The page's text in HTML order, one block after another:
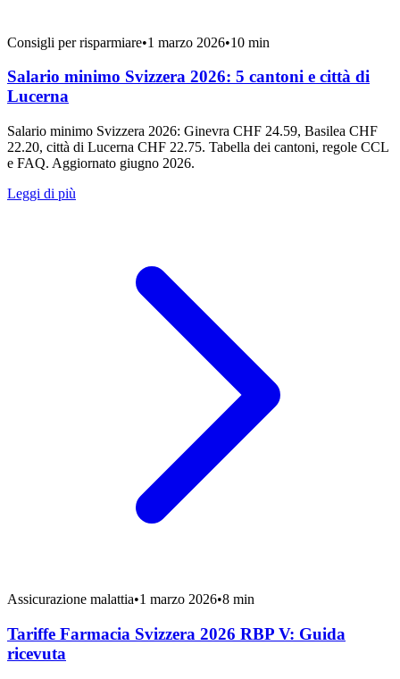
Consigli per risparmiare•1 marzo 2026•10 min
Salario minimo Svizzera 2026: 5 cantoni e città di
Lucerna
Salario minimo Svizzera 2026: Ginevra CHF 24.59, Basilea CHF
22.20, città di Lucerna CHF 22.75. Tabella dei cantoni, regole CCL
e FAQ. Aggiornato giugno 2026.
Leggi di più
Assicurazione malattia•1 marzo 2026•8 min
Tariffe Farmacia Svizzera 2026 RBP V: Guida
ricevuta